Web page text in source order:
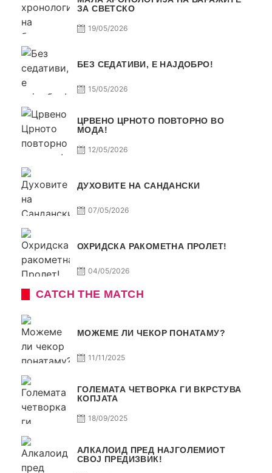
ЗА СВЕТСКО
19/05/2026
БЕЗ СЕДАТИВИ, Е НАЈДОБРО!
15/05/2026
ЦРВЕНО ЦРНОТО ПОВТОРНО ВО
МОДА!
12/05/2026
ДУХОВИТЕ НА САНДАНСКИ
07/05/2026
ОХРИДСКА РАКОМЕТНА ПРОЛЕТ!
04/05/2026
CATCH THE MATCH
МОЖЕМЕ ЛИ ЧЕКОР ПОНАТАМУ?
11/11/2025
ГОЛЕМАТА ЧЕТВОРКА ГИ ВКРСТУВА
КОПЈАТА
18/09/2025
АЛКАЛОИД ПРЕД НАЈГОЛЕМИОТ
СВОЈ ПРЕДИЗВИК!